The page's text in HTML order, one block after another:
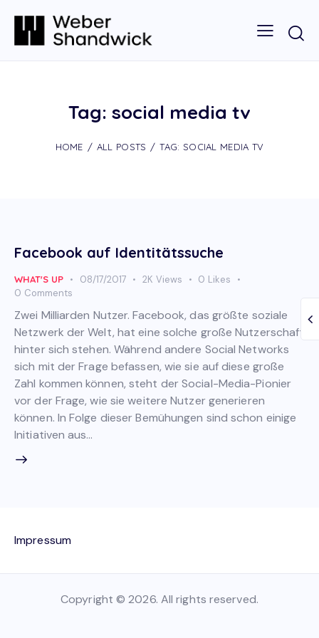
Tag: social media tv
HOME ALL POSTS TAG: SOCIAL MEDIA TV
Facebook auf Identitätssuche
WHAT'S UP 08/17/2017 2K Views 0 Likes
0 Comments
Zwei Milliarden Nutzer. Facebook, das größte soziale
Netzwerk der Welt, hat eine solche große Nutzerschaft
hinter sich stehen. Während andere Social Networks
sich mit der Frage befassen, wie sie auf diese große
Zahl kommen können, steht der Social-Media-Pionier
vor der Frage, wie sie weitere Nutzer generieren
können. In Folge dieser Bemühungen sind schon einige
Initiativen aus…
Impressum
Copyright © 2026. All rights reserved.